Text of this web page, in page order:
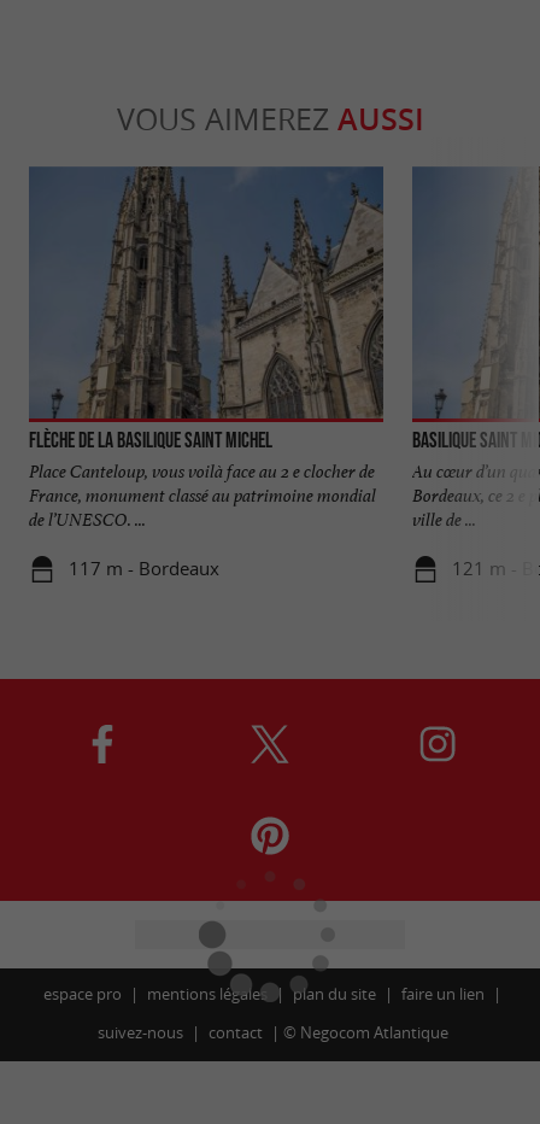
VOUS AIMEREZ AUSSI
Flèche de la Basilique Saint Michel
Place Canteloup, vous voilà face au 2 e clocher de
France, monument classé au patrimoine mondial
de l’UNESCO. ...
117 m - Bordeaux
Basilique Saint
Au cœur d’un
Bordeaux, ce 2 e
ville de ...
121 m -
espace pro mentions légales plan du site
faire un lien
suivez-nous
contact © Negocom Atlantique